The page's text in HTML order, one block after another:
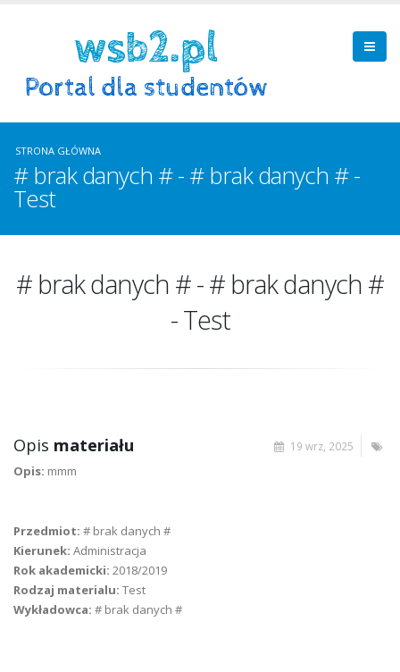
STRONA GŁÓWNA
# brak danych # - # brak danych # -
Test
# brak danych # - # brak danych #
- Test
19 wrz, 2025
Opis materiału
Opis: mmm
Przedmiot: # brak danych #
Kierunek: Administracja
Rok akademicki: 2018/2019
Rodzaj materialu: Test
Wykładowca: # brak danych #